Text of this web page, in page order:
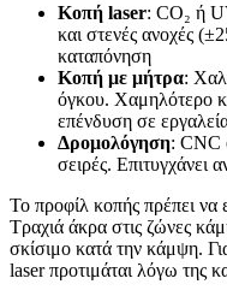
Κοπή laser: CO₂ ή
και στενές ανοχές
καταπόνηση
Κοπή με μήτρα:
όγκου. Χαμηλότερο
επένδυση σε
Δρομολόγηση: CNC
σειρές. Επιτυγχάνει
Το προφίλ κοπής πρέπει να
Τραχιά άκρα στις ζώνες
σκίσιμο κατά την κάμψη.
laser προτιμάται λόγω της